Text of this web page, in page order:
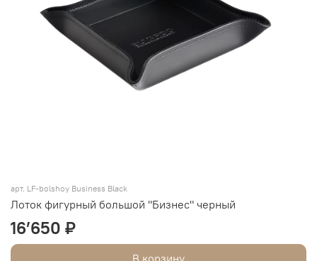
арт. LF-bolshoy Business Black
Лоток фигурный большой "Бизнес" черный
16’650 ₽